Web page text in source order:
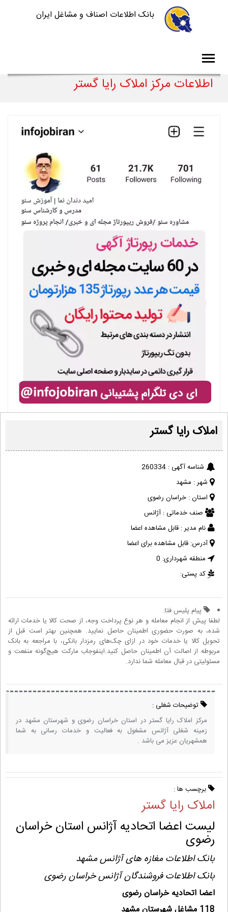
بانک اطلاعات اصناف و مشاغل ایران
اطلاعات مرکز املاک رایا گستر
املاک رایا گستر
شناسه آگهی : 260334
شهر : مشهد
استان : خراسان رضوی
صنف خدماتی : آژانس
نام مدیر : قابل مشاهده اعضا
آدرس: قابل مشاهده برای اعضا
منطقه شهرداری: 0
کد پستی:
پیام پلیس فتا:
لطفا پیش از انجام معامله و هر نوع پرداخت وجه، از صحت کالا یا خدمات ارائه
شده، به صورت حضوری اطمینان حاصل نمایید. همچنین بهتر است قبل از
تحویل کالا یا خدمات خود در ازای چک‌های رمزدار بانکی، با مراجعه به بانک
مربوطه از اصالت آن اطمینان حاصل کنید.اینفوجاب مارکت هیچ‌گونه منفعت و
مسئولیتی در قبال معامله شما ندارد.
توضیحات شغلی :
مرکز املاک رایا گستر در استان خراسان رضوی و شهرستان مشهد در
زمینه شغلی آژانس مشغول به فعالیت و خدمات رسانی به شما
همشهریان عزیز می باشد .
برچسب ها :
املاک رایا گستر
لیست اعضا اتحادیه آژانس استان خراسان
رضوی
بانک اطلاعات مغازه های آژانس مشهد
بانک اطلاعات فروشندگان آژانس خراسان رضوی
اعضا اتحادیه خراسان رضوی